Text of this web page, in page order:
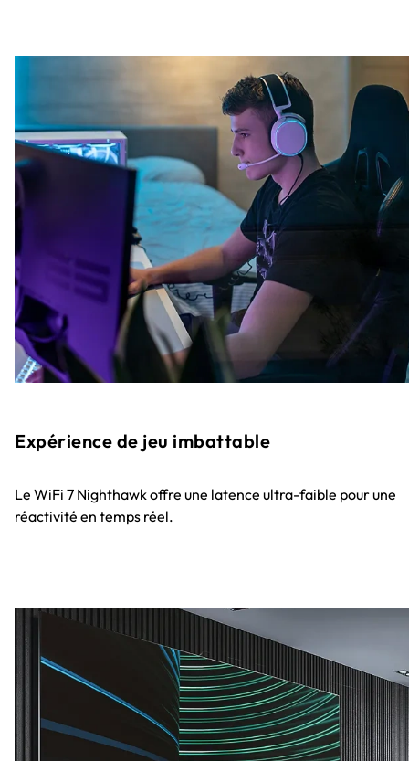
Expérience de jeu imbattable
Le WiFi 7 Nighthawk offre une latence ultra-faible pour une
réactivité en temps réel.